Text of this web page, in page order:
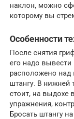
наклон, можно
которому вы
Особенности
После снятия
его надо
расположено над
штангу. В нижней
стоит, на выдохе
упражнения,
Бросать штангу